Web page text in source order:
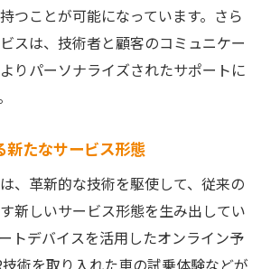
つことが可能になっています。さら
スは、技術者と顧客のコミュニケー
りパーソナライズされたサポートに
新たなサービス形態
、革新的な技術を駆使して、従来の
新しいサービス形態を生み出してい
トデバイスを活用したオンライン予
術を取り入れた車の試乗体験などが